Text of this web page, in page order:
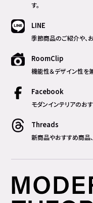
す。
LINE
季節商品のご紹介や、
RoomClip
機能性＆デザイン性を
Facebook
モダンインテリアのお
Threads
新商品やおすすめ商品